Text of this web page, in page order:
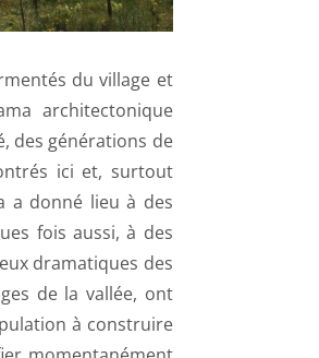
du village et
architectonique
des générations de
ici et, surtout
a donné lieu à des
fois aussi, à des
dramatiques des
de la vallée, ont
à construire